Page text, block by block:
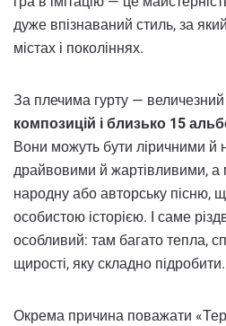
дуже впізнаваний стиль, за
містах і поколіннях.
За плечима гурту —
композицій і близько 15
Вони можуть бути ліричними й
драйвовими й жартівливими, а
народну або авторську пісню,
особистою історією. І саме
особливий: там багато тепла,
щирості, яку складно підробити.
Окрема причина поважати